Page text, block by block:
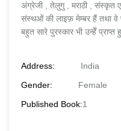
अंग्रेजी , तेलुगु , मराठी , संस्कृत
संस्थओं की लाइफ़ मेम्बर हैं तथा वे
बहुत सारे पुरस्कार भी उन्हेँ प्राप्त
Address:
India
Gender:
Female
Published Book:1